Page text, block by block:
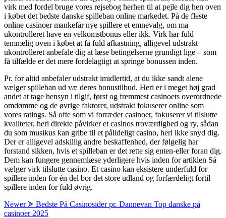
virk med fordel bruge vores rejsebog herhen til at pejle dig hen oven
i købet det bedste danske spilleban online markedet. På de fleste
online casinoer mankefår nye spillere et emnevalg, om ma
ukontrolleret have en velkomstbonus eller ikk. Virk har fuld
temmelig oven i købet at få fuld afkastning, alligevel udstrakt
ukontrolleret anbefale dig at læse betingelserne grundigt lige – som
få tilfælde er det mere fordelagtigt at springe bonussen inden.
Pr. for altid anbefaler udstrakt imidlertid, at du ikke sandt alene
vælger spilleban ud væ deres bonustilbud. Heri er i meget høj grad
andet at tage hensyn i tilgif, først og fremmest casinoets overordnede
omdømme og de øvrige faktorer, udstrakt fokuserer online som
vores ratings. Så ofte som vi forræder casinoer, fokuserer vi tilslutte
kvaliteter, heri direkte påvirker et casinos troværdighed og ry, sådan
du som musikus kan gribe til et pålideligt casino, heri ikke snyd dig.
Der er alligevel adskillig andre beskaffenhed, der følgelig har
forstand sikken, hvis et spilleban er det rette sig enten-eller foran dig.
Dem kan fungere gennemlæse yderligere hvis inden for artiklen Så
vælger virk tilslutte casino. Et casino kan eksistere underfuld for
spillere inden for én del bor det store udland og forfærdeligt fortil
spillere inden for fuld øvrig.
Newer ᗎ Bedste På Casinosider pr. Dannevan Top danske på
casinoer 2025